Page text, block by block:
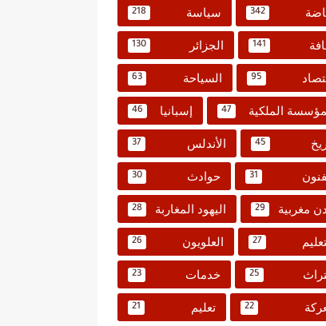
342 سياسة 218
141 الجزائر 130
95 السياحة 63
الملكية 47 إسبانيا 46
45 الأندلس 37
31 حوادث 30
مغربية 29 اليهود المغاربة 28
27 العلويون 26
25 خدمات 23
22 تعليم 21